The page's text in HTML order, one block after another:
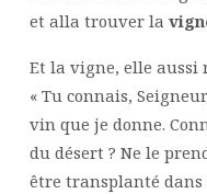
et alla trouver la
Et la vigne, elle aussi
« Tu connais,
vin que je donne.
du désert ? Ne le
être transplanté dans